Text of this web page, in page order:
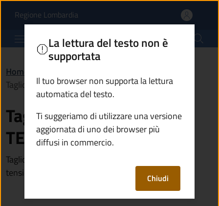
Taglio piante -
Regione Lombardia(apre in un'altra scheda).
Comune di Malonno
Home
Taglio piante -GRUPPO TERNA
Taglio piante -GRUPPO
TERNA
Taglio piante in prossimità di linee elettriche in alta
tensione ...
La lettura del testo non è
supportata
Il tuo browser non supporta la lettura
automatica del testo.
Ti suggeriamo di utilizzare una versione
aggiornata di uno dei browser più
diffusi in commercio.
Chiudi